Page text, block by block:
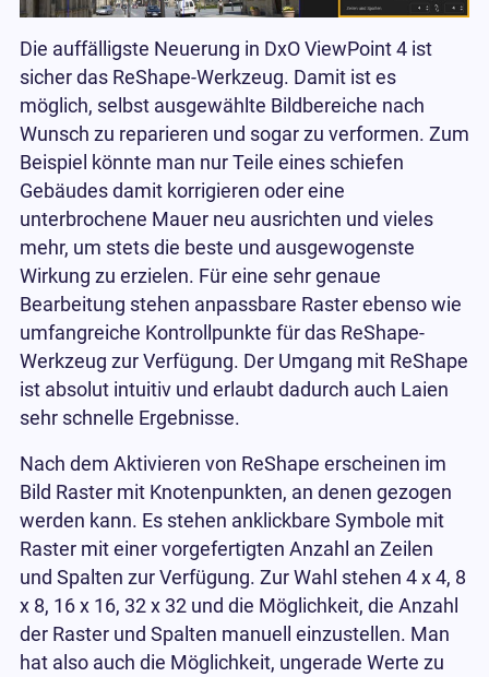
Die auffälligste Neuerung in DxO ViewPoint 4 ist
sicher das ReShape-Werkzeug. Damit ist es
möglich, selbst ausgewählte Bildbereiche nach
Wunsch zu reparieren und sogar zu verformen. Zum
Beispiel könnte man nur Teile eines schiefen
Gebäudes damit korrigieren oder eine
unterbrochene Mauer neu ausrichten und vieles
mehr, um stets die beste und ausgewogenste
Wirkung zu erzielen. Für eine sehr genaue
Bearbeitung stehen anpassbare Raster ebenso wie
umfangreiche Kontrollpunkte für das ReShape-
Werkzeug zur Verfügung. Der Umgang mit ReShape
ist absolut intuitiv und erlaubt dadurch auch Laien
sehr schnelle Ergebnisse.
Nach dem Aktivieren von ReShape erscheinen im
Bild Raster mit Knotenpunkten, an denen gezogen
werden kann. Es stehen anklickbare Symbole mit
Raster mit einer vorgefertigten Anzahl an Zeilen
und Spalten zur Verfügung. Zur Wahl stehen 4 x 4, 8
x 8, 16 x 16, 32 x 32 und die Möglichkeit, die Anzahl
der Raster und Spalten manuell einzustellen. Man
hat also auch die Möglichkeit, ungerade Werte zu